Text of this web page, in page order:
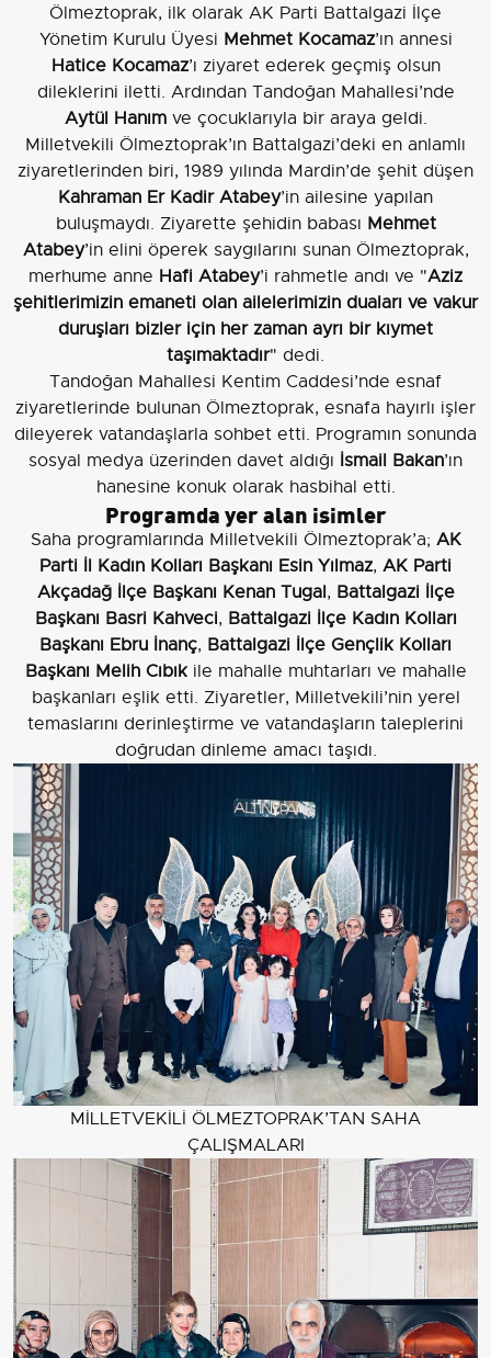
Ölmeztoprak, ilk olarak AK Parti Battalgazi İlçe
Yönetim Kurulu Üyesi Mehmet Kocamaz’ın annesi
Hatice Kocamaz’ı ziyaret ederek geçmiş olsun
dileklerini iletti. Ardından Tandoğan Mahallesi’nde
Aytül Hanımve çocuklarıyla bir araya geldi.
Milletvekili Ölmeztoprak’ın Battalgazi’deki en anlamlı
ziyaretlerinden biri, 1989 yılında Mardin’de şehit düşen
Kahraman Er Kadir Atabey’in ailesine yapılan
buluşmaydı. Ziyarette şehidin babası Mehmet
Atabey’in elini öperek saygılarını sunan Ölmeztoprak,
merhume anne Hafi Atabey’i rahmetle andı ve "Aziz
şehitlerimizin emaneti olan ailelerimizin duaları ve vakur
duruşları bizler için her zaman ayrı bir kıymet
taşımaktadır" dedi.
Tandoğan Mahallesi Kentim Caddesi’nde esnaf
ziyaretlerinde bulunan Ölmeztoprak, esnafa hayırlı işler
dileyerek vatandaşlarla sohbet etti. Programın sonunda
sosyal medya üzerinden davet aldığı İsmail Bakan’ın
hanesine konuk olarak hasbihal etti.
Programda yer alan isimler
Saha programlarında Milletvekili Ölmeztoprak’a; AK
Parti İl Kadın Kolları Başkanı Esin Yılmaz, AK Parti
Akçadağ İlçe Başkanı Kenan Tugal, Battalgazi İlçe
Başkanı Basri Kahveci, Battalgazi İlçe Kadın Kolları
Başkanı Ebru İnanç, Battalgazi İlçe Gençlik Kolları
Başkanı Melih Cıbıkile mahalle muhtarları ve mahalle
başkanları eşlik etti. Ziyaretler, Milletvekili’nin yerel
temaslarını derinleştirme ve vatandaşların taleplerini
doğrudan dinleme amacı taşıdı.
MİLLETVEKİLİ ÖLMEZTOPRAK’TAN SAHA
ÇALIŞMALARI